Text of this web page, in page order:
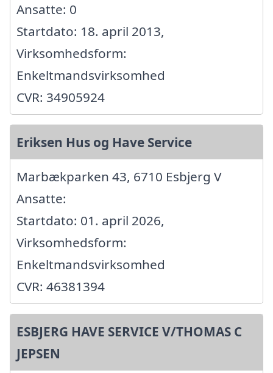
Ansatte: 0
Startdato: 18. april 2013,
Virksomhedsform:
Enkeltmandsvirksomhed
CVR: 34905924
Eriksen Hus og Have Service
Marbækparken 43, 6710 Esbjerg V
Ansatte:
Startdato: 01. april 2026,
Virksomhedsform:
Enkeltmandsvirksomhed
CVR: 46381394
ESBJERG HAVE SERVICE V/THOMAS C
JEPSEN